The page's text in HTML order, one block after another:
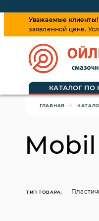
Уважаемые клиенты!
заявленной цене.
КАТАЛОГ ПО
Обращаем ваше
ГЛАВНАЯ
ТИП ТОВАРА: